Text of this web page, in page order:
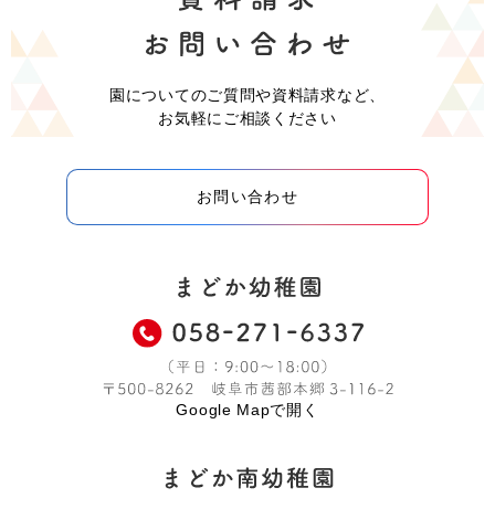
園についてのご質問や資料請求など、
お気軽にご相談ください
お問い合わせ
Google Mapで開く